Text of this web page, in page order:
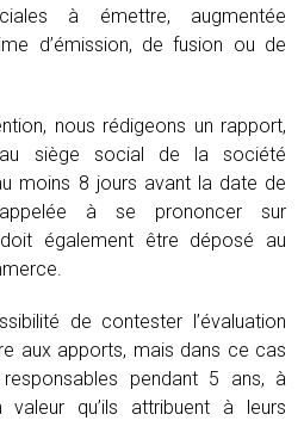
à émettre, augmentée
d’émission, de fusion ou de
nous rédigeons un rapport,
siège social de la société
moins 8 jours avant la date de
appelée à se prononcer sur
également être déposé au
de contester l’évaluation
aux apports, mais dans ce cas
pendant 5 ans, à
qu’ils attribuent à leurs